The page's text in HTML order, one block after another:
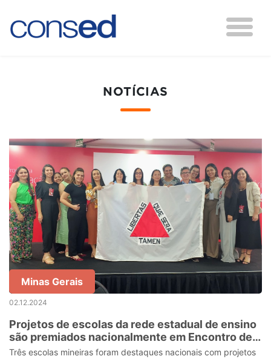
NOTÍCIAS
Minas Gerais
02.12.2024
Projetos de escolas da rede estadual de ensino
são premiados nacionalmente em Encontro de
Professores
Três escolas mineiras foram destaques nacionais com projetos